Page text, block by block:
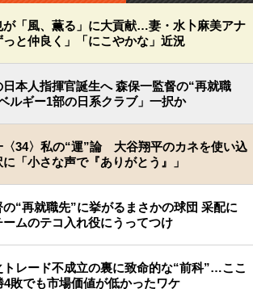
が「風、薫る」に大貢献…妻・水卜麻美アナ
っと仲良く」「にこやかな」近況
日本人指揮官誕生へ 森保一監督の“再就職
ルギー1部の日系クラブ」一択か
〈34〉私の“運”論 大谷翔平のカネを使い込
に「小さな声で『ありがとう』」
の“再就職先”に挙がるまさかの球団 采配に
ームのテコ入れ役にうってつけ
トレード不成立の裏に致命的な“前科”…ここ
4敗でも市場価値が低かったワケ